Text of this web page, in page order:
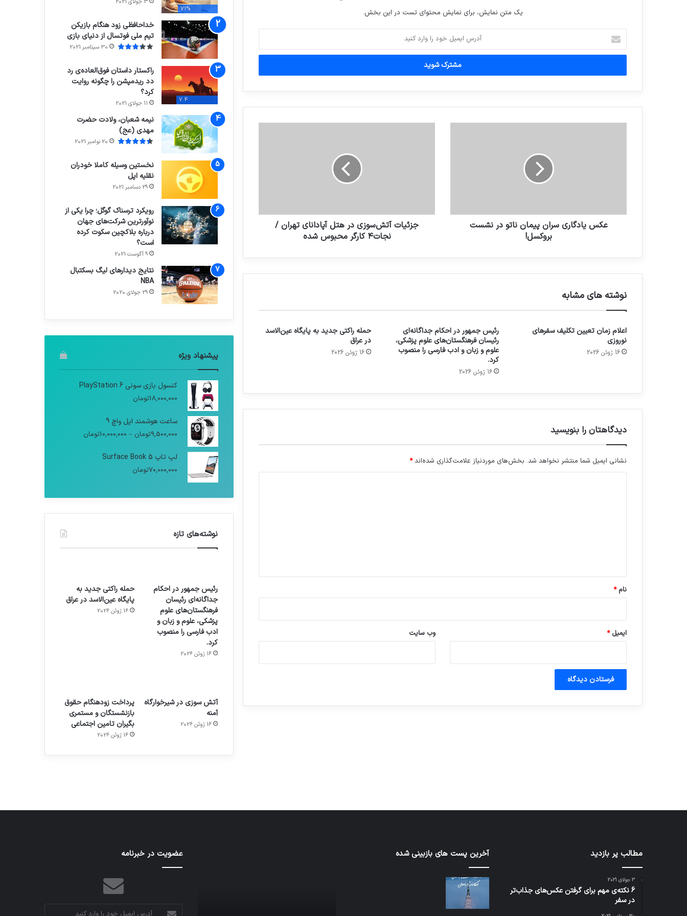
عدم حضور در مجلس دهند
یک متن نمایش، برای نمایش محتوای تست در این بخش.
آدرس
ایمیل
خود
وارد
عکس یادگاری سران پیمان ناتو در نشست
بروکسل!
جزئیات آتش‌سوزی در هتل آپادانای تهران /
نجات۴ کارگر محبوس شده
نوشته های مشابه
اعلام زمان تعیین تکلیف سفرهای
نوروزی
16 ژوئن 2026
رئیس جمهور در احکام جداگانه‌ای
رئیسان فرهنگستان‌های علوم پزشکی،
علوم و زبان و ادب فارسی را منصوب
کرد.
16 ژوئن 2026
حمله راکتی جدید به پایگاه عین‌الاسد
در عراق
16 ژوئن 2026
دیدگاهتان را بنویسید
نشانی ایمیل شما منتشر نخواهد شد. بخش‌های موردنیاز علامت‌گذاری شده‌اند*
نام*
ایمیل* وب‌ سایت
71%
3 جولای 2021
خداحافظی زود هنگام بازیکن
تیم ملی فوتسال از دنیای بازی
30 سپتامبر 2021
7.4
راکستار داستان فوق‌العاده‌ی رد
دد ریدمپشن را چگونه روایت
کرد؟
11 جولای 2021
نیمه شعبان، ولادت حضرت
مهدی (عج)
20 نوامبر 2021
نخستین وسیله کاملا خودران
نقلیه اپل
29 دسامبر 2021
رویکرد ترسناک گوگل؛ چرا یکی از
نوآورترین شرکت‌های جهان
درباره بلاکچین سکوت کرده
است؟
9 آگوست 2021
نتایج دیدار‌های لیگ بسکتبال
NBA
29 جولای 2020
پیشنهاد ویژه
کنسول بازی سونی PlayStation 6
18,000,000تومان
ساعت هوشمند اپل واچ 9
9,500,000تومان –
10,000,000تومان
لپ تاپ Surface Book 5
70,000,000تومان
نوشته‌های تازه
رئیس جمهور در احکام
جداگانه‌ای رئیسان
فرهنگستان‌های علوم
پزشکی، علوم و زبان و
ادب فارسی را منصوب
کرد.
16 ژوئن 2026
حمله راکتی جدید به
پایگاه عین‌الاسد در عراق
16 ژوئن 2026
آتش سوزی در شیرخوارگاه
آمنه
16 ژوئن 2026
پرداخت زودهنگام حقوق
بازنشستگان و مستمری
بگیران تامین اجتماعی
16 ژوئن 2026
هدفون های 2023
مطالب پر بازدید
3 جولای 2021
6 نکته‌ی مهم برای گرفتن عکس‌های جذاب‌تر
در سفر
آخرین پست های بازبینی شده
شبکه
می‌تواند
سقوط
کدام
پیام‌رسان
اطلاعات
کاربران
را
عضویت در خبرنامه
آدرس